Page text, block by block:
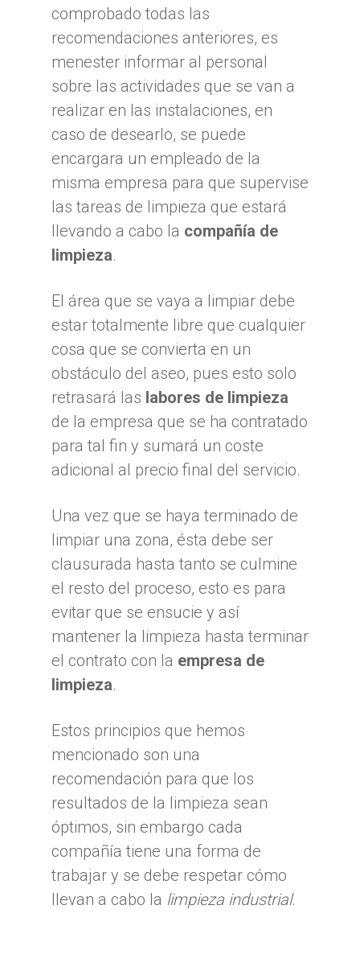
comprobado todas las
recomendaciones anteriores, es
menester informar al personal
sobre las actividades que se van a
realizar en las instalaciones, en
caso de desearlo, se puede
encargara un empleado de la
misma empresa para que supervise
las tareas de limpieza que estará
llevando a cabo la compañía de
limpieza.
El área que se vaya a limpiar debe
estar totalmente libre que cualquier
cosa que se convierta en un
obstáculo del aseo, pues esto solo
retrasará las labores de limpieza
de la empresa que se ha contratado
para tal fin y sumará un coste
adicional al precio final del servicio.
Una vez que se haya terminado de
limpiar una zona, ésta debe ser
clausurada hasta tanto se culmine
el resto del proceso, esto es para
evitar que se ensucie y así
mantener la limpieza hasta terminar
el contrato con la empresa de
limpieza.
Estos principios que hemos
mencionado son una
recomendación para que los
resultados de la limpieza sean
óptimos, sin embargo cada
compañía tiene una forma de
trabajar y se debe respetar cómo
llevan a cabo la limpieza industrial.